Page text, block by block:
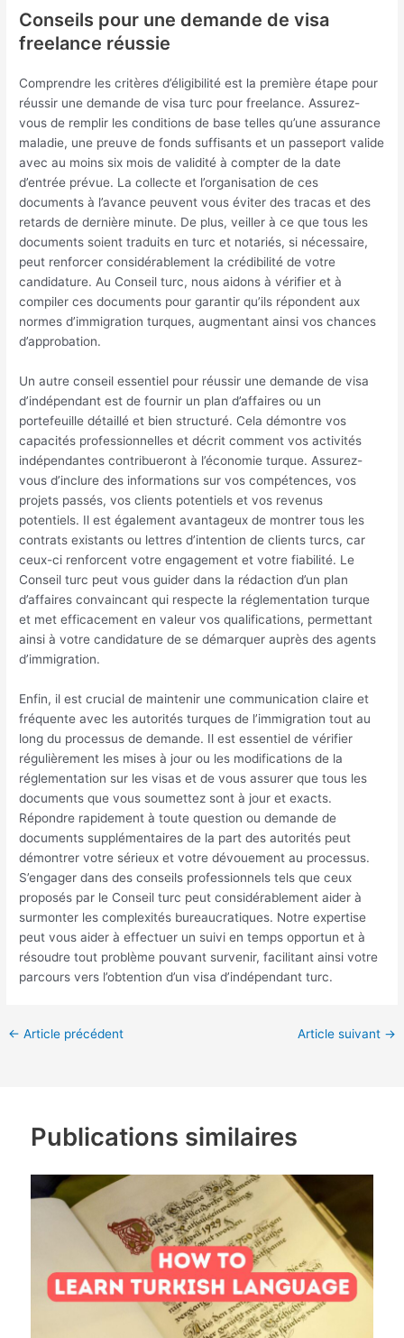
Conseils pour une demande de visa
freelance réussie
Comprendre les critères d’éligibilité est la première étape pour
réussir une demande de visa turc pour freelance. Assurez-
vous de remplir les conditions de base telles qu’une assurance
maladie, une preuve de fonds suffisants et un passeport valide
avec au moins six mois de validité à compter de la date
d’entrée prévue. La collecte et l’organisation de ces
documents à l’avance peuvent vous éviter des tracas et des
retards de dernière minute. De plus, veiller à ce que tous les
documents soient traduits en turc et notariés, si nécessaire,
peut renforcer considérablement la crédibilité de votre
candidature. Au Conseil turc, nous aidons à vérifier et à
compiler ces documents pour garantir qu’ils répondent aux
normes d’immigration turques, augmentant ainsi vos chances
d’approbation.
Un autre conseil essentiel pour réussir une demande de visa
d’indépendant est de fournir un plan d’affaires ou un
portefeuille détaillé et bien structuré. Cela démontre vos
capacités professionnelles et décrit comment vos activités
indépendantes contribueront à l’économie turque. Assurez-
vous d’inclure des informations sur vos compétences, vos
projets passés, vos clients potentiels et vos revenus
potentiels. Il est également avantageux de montrer tous les
contrats existants ou lettres d’intention de clients turcs, car
ceux-ci renforcent votre engagement et votre fiabilité. Le
Conseil turc peut vous guider dans la rédaction d’un plan
d’affaires convaincant qui respecte la réglementation turque
et met efficacement en valeur vos qualifications, permettant
ainsi à votre candidature de se démarquer auprès des agents
d’immigration.
Enfin, il est crucial de maintenir une communication claire et
fréquente avec les autorités turques de l’immigration tout au
long du processus de demande. Il est essentiel de vérifier
régulièrement les mises à jour ou les modifications de la
réglementation sur les visas et de vous assurer que tous les
documents que vous soumettez sont à jour et exacts.
Répondre rapidement à toute question ou demande de
documents supplémentaires de la part des autorités peut
démontrer votre sérieux et votre dévouement au processus.
S’engager dans des conseils professionnels tels que ceux
proposés par le Conseil turc peut considérablement aider à
surmonter les complexités bureaucratiques. Notre expertise
peut vous aider à effectuer un suivi en temps opportun et à
résoudre tout problème pouvant survenir, facilitant ainsi votre
parcours vers l’obtention d’un visa d’indépendant turc.
← Article précédent Article suivant →
Publications similaires